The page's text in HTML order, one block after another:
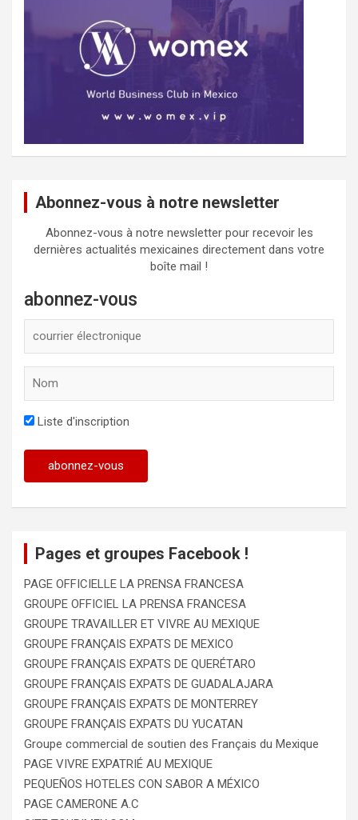
Abonnez-vous à notre newsletter
Abonnez-vous à notre newsletter pour recevoir les
dernières actualités mexicaines directement dans votre
boîte mail !
abonnez-vous
Liste d'inscription
Pages et groupes Facebook !
PAGE OFFICIELLE LA PRENSA FRANCESA
GROUPE OFFICIEL LA PRENSA FRANCESA
GROUPE TRAVAILLER ET VIVRE AU MEXIQUE
GROUPE FRANÇAIS EXPATS DE MEXICO
GROUPE FRANÇAIS EXPATS DE QUERÉTARO
GROUPE FRANÇAIS EXPATS DE GUADALAJARA
GROUPE FRANÇAIS EXPATS DE MONTERREY
GROUPE FRANÇAIS EXPATS DU YUCATAN
Groupe commercial de soutien des Français du Mexique
PAGE VIVRE EXPATRIÉ AU MEXIQUE
PEQUEÑOS HOTELES CON SABOR A MÉXICO
PAGE CAMERONE A.C